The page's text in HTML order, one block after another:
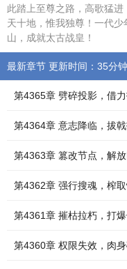
此踏上至尊之路，高歌猛
天十地，惟我独尊！一代
山，成就太古战皇！
最新章节 更新时间：35分
第4365章 劈碎投影，借
第4364章 意志降临，拔
第4363章 篡改节点，解
第4362章 强行搜魂，榨
第4361章 摧枯拉朽，打
第4360章 权限失效，肉